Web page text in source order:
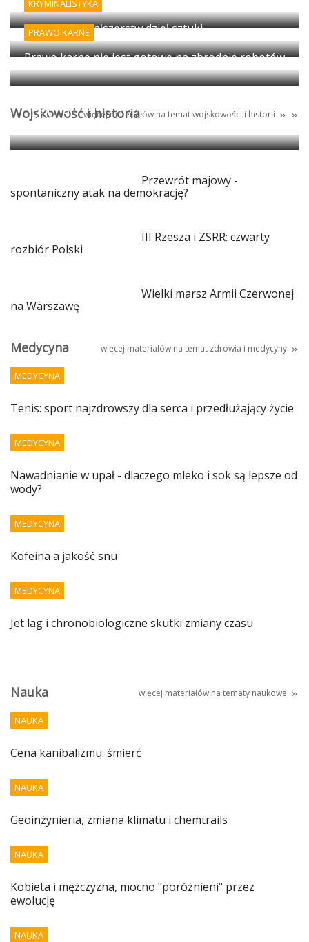
KRYMINALISTYKA
Wykrywanie fałszerstw dzieł sztuki
PRAWO KARNE
Prawo karne nie jest gotowe na zbrodnie robotów
Wojskowość i historia
więcej materiałów na tematwojskowości i historii
Egipt: granica między antyczną propagandą i
magią
Przewrót majowy -
spontaniczny atak na demokrację?
III Rzesza i ZSRR: czwarty
rozbiór Polski
Wielki marsz Armii Czerwonej
na Warszawę
Medycyna więcej materiałów na temat zdrowia i medycyny
MEDYCYNA
Tenis: sport najzdrowszy dla serca i przedłużający życie
MEDYCYNA
Nawadnianie w upał - dlaczego mleko i sok są lepsze od
wody?
MEDYCYNA
Kofeina a jakość snu
MEDYCYNA
Jet lag i chronobiologiczne skutki zmiany czasu
Nauka więcej materiałów na tematy naukowe
NAUKA
Cena kanibalizmu: śmierć
NAUKA
Geoinżynieria, zmiana klimatu i chemtrails
NAUKA
Kobieta i mężczyzna, mocno "poróżnieni" przez
ewolucję
NAUKA